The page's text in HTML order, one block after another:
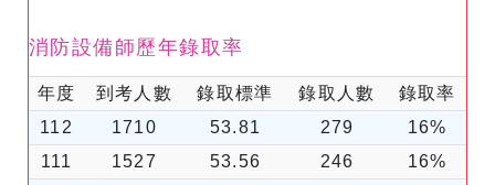
消防設備師歷年錄取率
年度 到考人數 錄取標準 錄取人數
錄取率
112
1710 53.81 279
16%
111
1527 53.56 246
16%